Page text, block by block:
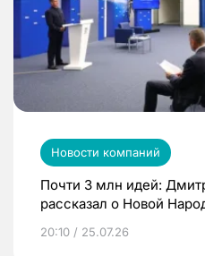
Новости компаний
Почти 3 млн идей:
рассказал о Новой
20:10 / 25.07.26